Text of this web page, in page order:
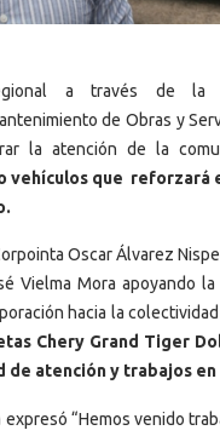
a través de la
de Obras y
la atención de la
vehículos que reforzará
Oscar Álvarez
Vielma Mora apoyando
hacia la colectividad
Chery Grand Tiger
de atención y trabajos
“Hemos venido